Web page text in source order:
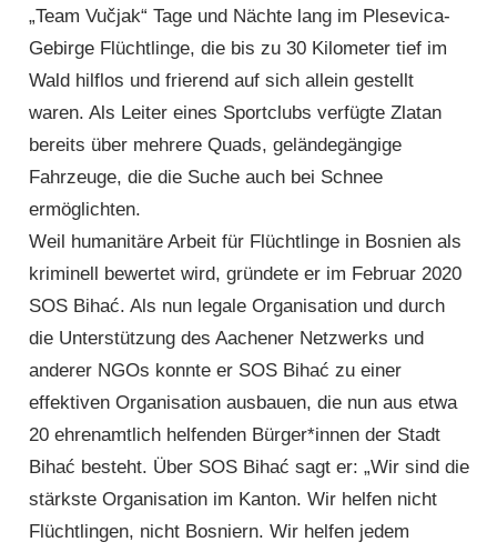
„Team Vučjak“ Tage und Nächte lang im Plesevica-
Gebirge Flüchtlinge, die bis zu 30 Kilometer tief im
Wald hilflos und frierend auf sich allein gestellt
waren. Als Leiter eines Sportclubs verfügte Zlatan
bereits über mehrere Quads, geländegängige
Fahrzeuge, die die Suche auch bei Schnee
ermöglichten.
Weil humanitäre Arbeit für Flüchtlinge in Bosnien als
kriminell bewertet wird, gründete er im Februar 2020
SOS Bihać. Als nun legale Organisation und durch
die Unterstützung des Aachener Netzwerks und
anderer NGOs konnte er SOS Bihać zu einer
effektiven Organisation aus­bauen, die nun aus etwa
20 ehrenamtlich helfenden Bürger*innen der Stadt
Bihać besteht. Über SOS Bihać sagt er: „Wir sind die
stärkste Organisation im Kanton. Wir helfen nicht
Flüchtlingen, nicht Bosniern. Wir helfen jedem